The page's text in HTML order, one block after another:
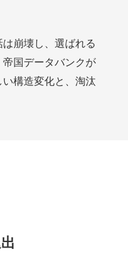
崩壊し、選ばれる
国データバンクが
構造変化と、淘汰